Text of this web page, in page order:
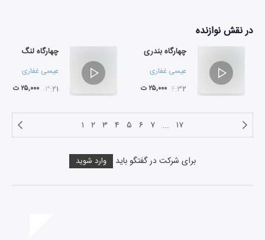
در نقشنوازنده
چهارگاه بندری
عیسی غفاری
۰۴:۳۲ ۲۵,۰۰۰ ت
چهارگاه لنگ
عیسی غفاری
۰۳:۲۱ ۲۵,۰۰۰ ت
۱ ۲ ۳ ۴ ۵ ۶ ۷ ... ۱۷
برای شرکت در گفتگو باید وارد شوید